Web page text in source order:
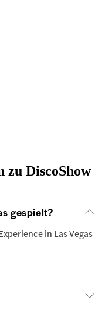
zu DiscoShow
gespielt?
in Las Vegas